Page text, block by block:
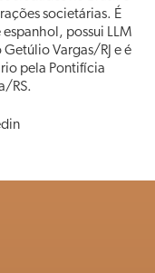
societárias. É
possui LLM
Vargas/RJ e é
pela Pontifícia
RS.